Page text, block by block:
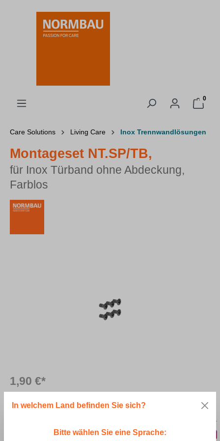
springen
0
Care Solutions Living Care Inox Trennwandlösungen
Montageset NT.SP/TB,
für Inox Türband ohne Abdeckung,
Farblos
1,90 €*
In welchem Land befinden Sie sich?
Bitte wählen Sie eine Sprache: